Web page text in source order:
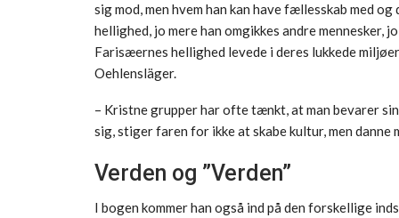
sig mod, men hvem han kan have fællesskab med
hellighed, jo mere han omgikkes andre mennesker,
Farisæernes hellighed levede i deres lukkede
Oehlensläger.
– Kristne grupper har ofte tænkt, at man bevarer
sig, stiger faren for ikke at skabe kultur, men
Verden og ”Verden”
I bogen kommer han også ind på den forskellige